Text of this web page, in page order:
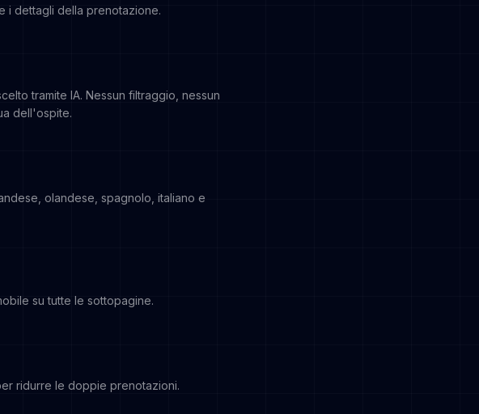
i dettagli della prenotazione.
tramite IA. Nessun filtraggio, nessun
dell'ospite.
olandese, spagnolo, italiano e
su tutte le sottopagine.
ridurre le doppie prenotazioni.